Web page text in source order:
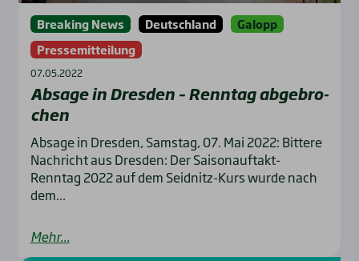
Breaking News Deutschland
Galopp
Pressemitteilung
07.05.2022
Absa­ge in Dres­den – Renn­tag abge­bro­
chen
Absage in Dresden, Samstag, 07. Mai 2022: Bittere
Nachricht aus Dresden: Der Saisonauftakt-
Renntag 2022 auf dem Seidnitz-Kurs wurde nach
dem...
Mehr...